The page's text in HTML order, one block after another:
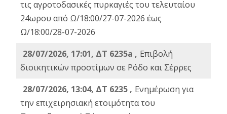
τις αγροτοδασικές πυρκαγιές του τελευταίου
24ωρου από Ω/18:00/27-07-2026 έως
Ω/18:00/28-07-2026
28/07/2026, 17:01, ΔΤ 6235a , Eπιβολή
διοικητικών προστίμων σε Ρόδο και Σέρρες
28/07/2026, 13:04, ΔΤ 6235 , Ενημέρωση για
την επιχειρησιακή ετοιμότητα του